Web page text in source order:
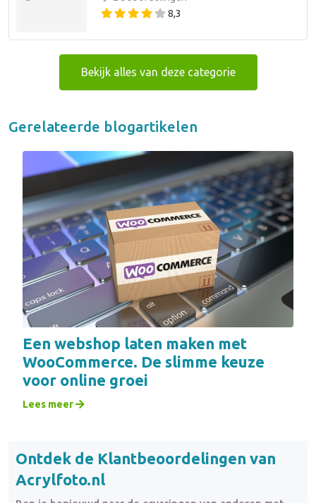
8,3
Bekijk alles van deze categorie
Gerelateerde blogartikelen
Een webshop laten maken met
WooCommerce. De slimme keuze
voor online groei
Lees meer
Ontdek de Klantbeoordelingen van
Acrylfoto.nl